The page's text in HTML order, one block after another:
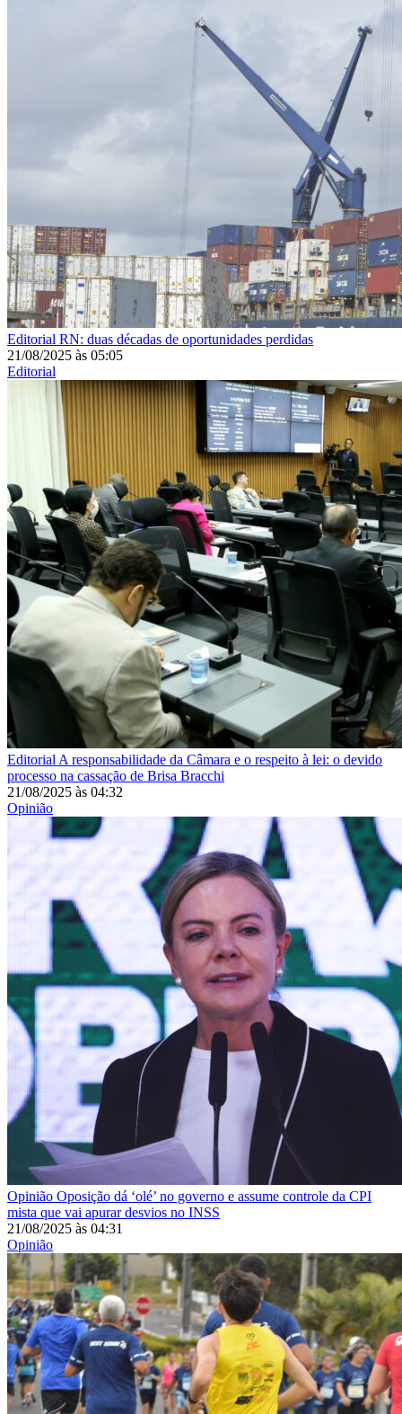
Editorial RN: duas décadas de oportunidades perdidas
21/08/2025 às 05:05
Editorial
Editorial A responsabilidade da Câmara e o respeito à lei: o devido
processo na cassação de Brisa Bracchi
21/08/2025 às 04:32
Opinião
Opinião Oposição dá ‘olé’ no governo e assume controle da CPI
mista que vai apurar desvios no INSS
21/08/2025 às 04:31
Opinião